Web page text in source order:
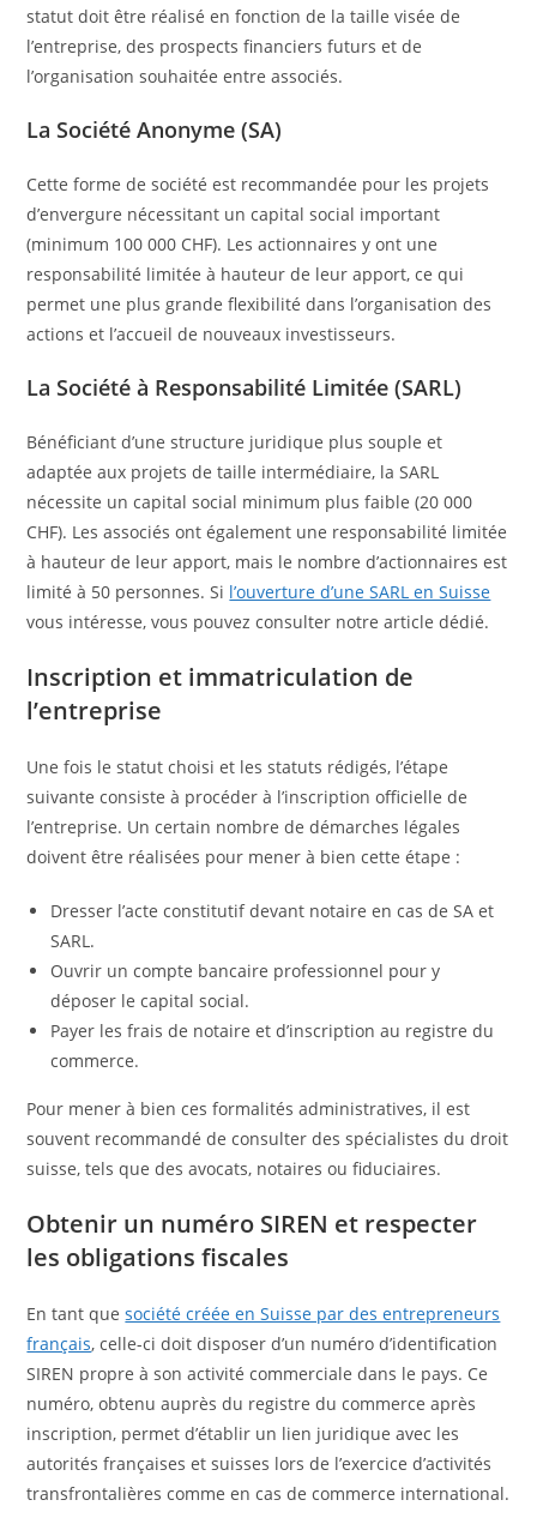
statut doit être réalisé en fonction de la taille visée de
l’entreprise, des prospects financiers futurs et de
l’organisation souhaitée entre associés.
La Société Anonyme (SA)
Cette forme de société est recommandée pour les projets
d’envergure nécessitant un capital social important
(minimum 100 000 CHF). Les actionnaires y ont une
responsabilité limitée à hauteur de leur apport, ce qui
permet une plus grande flexibilité dans l’organisation des
actions et l’accueil de nouveaux investisseurs.
La Société à Responsabilité Limitée (SARL)
Bénéficiant d’une structure juridique plus souple et
adaptée aux projets de taille intermédiaire, la SARL
nécessite un capital social minimum plus faible (20 000
CHF). Les associés ont également une responsabilité limitée
à hauteur de leur apport, mais le nombre d’actionnaires est
limité à 50 personnes. Si l’ouverture d’une SARL en Suisse
vous intéresse, vous pouvez consulter notre article dédié.
Inscription et immatriculation de
l’entreprise
Une fois le statut choisi et les statuts rédigés, l’étape
suivante consiste à procéder à l’inscription officielle de
l’entreprise. Un certain nombre de démarches légales
doivent être réalisées pour mener à bien cette étape :
Dresser l’acte constitutif devant notaire en cas de SA et
SARL.
Ouvrir un compte bancaire professionnel pour y
déposer le capital social.
Payer les frais de notaire et d’inscription au registre du
commerce.
Pour mener à bien ces formalités administratives, il est
souvent recommandé de consulter des spécialistes du droit
suisse, tels que des avocats, notaires ou fiduciaires.
Obtenir un numéro SIREN et respecter
les obligations fiscales
En tant quesociété créée en Suisse par des entrepreneurs
français, celle-ci doit disposer d’un numéro d’identification
SIREN propre à son activité commerciale dans le pays. Ce
numéro, obtenu auprès du registre du commerce après
inscription, permet d’établir un lien juridique avec les
autorités françaises et suisses lors de l’exercice d’activités
transfrontalières comme en cas de commerce international.